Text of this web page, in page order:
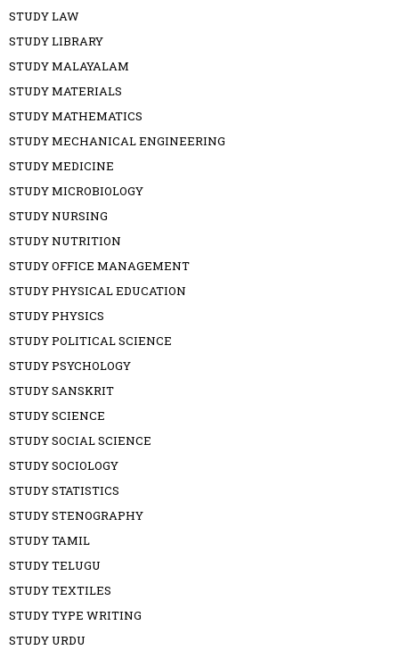
STUDY LAW
STUDY LIBRARY
STUDY MALAYALAM
STUDY MATERIALS
STUDY MATHEMATICS
STUDY MECHANICAL ENGINEERING
STUDY MEDICINE
STUDY MICROBIOLOGY
STUDY NURSING
STUDY NUTRITION
STUDY OFFICE MANAGEMENT
STUDY PHYSICAL EDUCATION
STUDY PHYSICS
STUDY POLITICAL SCIENCE
STUDY PSYCHOLOGY
STUDY SANSKRIT
STUDY SCIENCE
STUDY SOCIAL SCIENCE
STUDY SOCIOLOGY
STUDY STATISTICS
STUDY STENOGRAPHY
STUDY TAMIL
STUDY TELUGU
STUDY TEXTILES
STUDY TYPE WRITING
STUDY URDU